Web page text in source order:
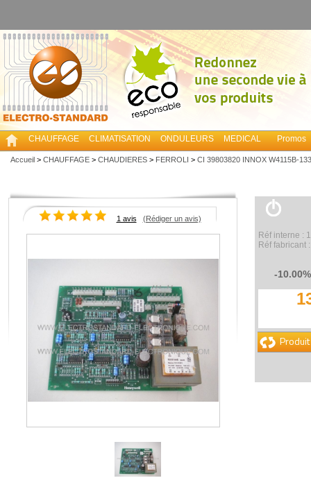
CHAUFFAGE CLIMATISATION ONDULEURS MEDICAL Promos
Accueil > CHAUFFAGE > CHAUDIERES > FERROLI > CI 39803820 INNOX W4115B-
1 avis (Rédiger un avis)
Réf interne :
Réf fabricant
-10.00%